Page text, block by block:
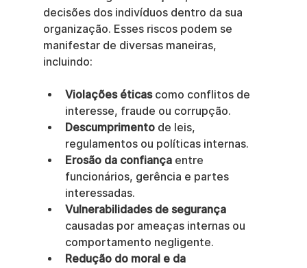
decisões dos indivíduos dentro da sua
organização. Esses riscos podem se
manifestar de diversas maneiras,
incluindo:
Violações éticas como conflitos de
interesse, fraude ou corrupção.
Descumprimento de leis,
regulamentos ou políticas internas.
Erosão da confiança entre
funcionários, gerência e partes
interessadas.
Vulnerabilidades de segurança
causadas por ameaças internas ou
comportamento negligente.
Redução do moral e da